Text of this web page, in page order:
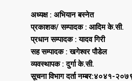
अध्यक्ष : अभियान बस्नेत
प्रकाशक/ सम्पादक : आदिम के.सी.
प्रधान सम्पादक : यादव गिरी
सह सम्पादक : खगेश्वर पौडेल
व्यवस्थापक : दुर्गा के.सी.
सूचना विभाग दर्ता नम्बर:४०४१-